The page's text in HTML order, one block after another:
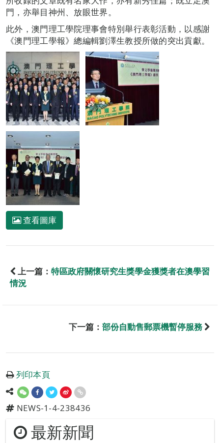
門，亦舉目神州、放眼世界。
此外，澳門理工學院理事會特別舉行表彰活動，以感謝
《澳門理工學報》總編輯劉澤生教授所做的突出貢獻。
查看圖庫
上一篇： 特區政府關懷研究生獎學金獲獎者在澳學習
情況
下一篇： 部份自動售郵票機暫停服務
列印本頁
NEWS-1-4-238436
最新新聞